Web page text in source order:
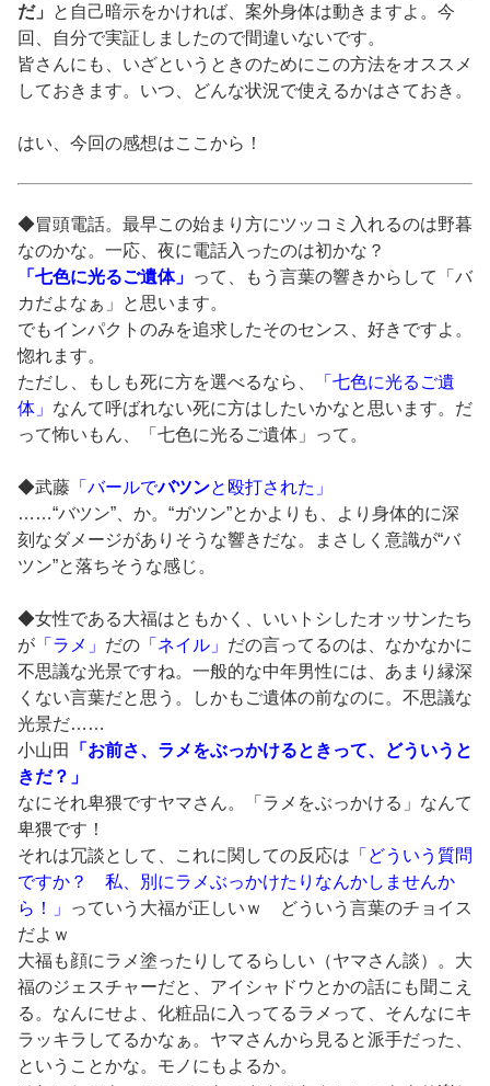
だ」
と自己暗示をかければ、案外身体は動きますよ。今
回、自分で実証しましたので間違いないです。
皆さんにも、いざというときのためにこの方法をオススメ
しておきます。いつ、どんな状況で使えるかはさておき。
はい、今回の感想はここから！
◆冒頭電話。最早この始まり方にツッコミ入れるのは野暮
なのかな。一応、夜に電話入ったのは初かな？
「七色に光るご遺体」 って、もう言葉の響きからして「バ
カだよなぁ」と思います。
でもインパクトのみを追求したそのセンス、好きですよ。
惚れます。
ただし、もしも死に方を選べるなら、
「七色に光るご遺
体」 なんて呼ばれない死に方はしたいかなと思います。だ
って怖いもん、「七色に光るご遺体」って。
◆武藤 「バールでバツンと殴打された」
……“バツン”、か。“ガツン”とかよりも、より身体的に深
刻なダメージがありそうな響きだな。まさしく意識が“バ
ツン”と落ちそうな感じ。
◆女性である大福はともかく、いいトシしたオッサンたち
が 「ラメ」 だの 「ネイル」 だの言ってるのは、なかなかに
不思議な光景ですね。一般的な中年男性には、あまり縁深
くない言葉だと思う。しかもご遺体の前なのに。不思議な
光景だ……
小山田
「お前さ、ラメをぶっかけるときって、どういうと
きだ？」
なにそれ卑猥ですヤマさん。「ラメをぶっかける」なんて
卑猥です！
それは冗談として、これに関しての反応は 「どういう質問
ですか？ 私、別にラメぶっかけたりなんかしませんか
ら！」
っていう大福が正しいｗ どういう言葉のチョイス
だよｗ
大福も顔にラメ塗ったりしてるらしい（ヤマさん談）。大
福のジェスチャーだと、アイシャドウとかの話にも聞こえ
る。なんにせよ、化粧品に入ってるラメって、そんなにキ
ラッキラしてるかなぁ。ヤマさんから見ると派手だった、
ということかな。モノにもよるか。